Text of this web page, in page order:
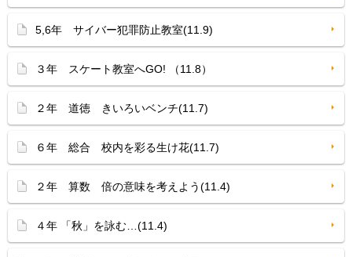
5,6年 サイバー犯罪防止教室(11.9)
３年 スケート教室へGO! （11.8）
２年 道徳 きいろいベンチ(11.7)
６年 総合 校内を彩る生け花(11.7)
２年 算数 倍の意味を考えよう(11.4)
４年 「秋」を詠む…(11.4)